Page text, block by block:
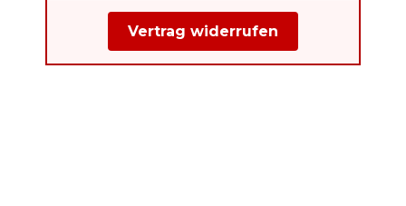
Vertrag widerrufen